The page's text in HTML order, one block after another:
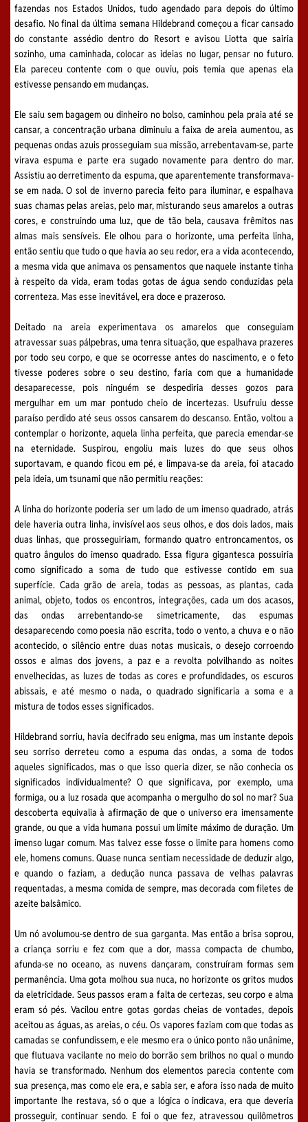
fazendas nos Estados Unidos, tudo agendado para depois do último
desafio. No final da última semana Hildebrand começou a ficar cansado
do constante assédio dentro do Resort e avisou Liotta que sairia
sozinho, uma caminhada, colocar as ideias no lugar, pensar no futuro.
Ela pareceu contente com o que ouviu, pois temia que apenas ela
estivesse pensando em mudanças.
Ele saiu sem bagagem ou dinheiro no bolso, caminhou pela praia até se
cansar, a concentração urbana diminuiu a faixa de areia aumentou, as
pequenas ondas azuis prosseguiam sua missão, arrebentavam-se, parte
virava espuma e parte era sugado novamente para dentro do mar.
Assistiu ao derretimento da espuma, que aparentemente transformava-
se em nada. O sol de inverno parecia feito para iluminar, e espalhava
suas chamas pelas areias, pelo mar, misturando seus amarelos a outras
cores, e construindo uma luz, que de tão bela, causava frêmitos nas
almas mais sensíveis. Ele olhou para o horizonte, uma perfeita linha,
então sentiu que tudo o que havia ao seu redor, era a vida acontecendo,
a mesma vida que animava os pensamentos que naquele instante tinha
à respeito da vida, eram todas gotas de água sendo conduzidas pela
correnteza. Mas esse inevitável, era doce e prazeroso.
Deitado na areia experimentava os amarelos que conseguiam
atravessar suas pálpebras, uma tenra situação, que espalhava prazeres
por todo seu corpo, e que se ocorresse antes do nascimento, e o feto
tivesse poderes sobre o seu destino, faria com que a humanidade
desaparecesse, pois ninguém se despediria desses gozos para
mergulhar em um mar pontudo cheio de incertezas. Usufruiu desse
paraíso perdido até seus ossos cansarem do descanso. Então, voltou a
contemplar o horizonte, aquela linha perfeita, que parecia emendar-se
na eternidade. Suspirou, engoliu mais luzes do que seus olhos
suportavam, e quando ficou em pé, e limpava-se da areia, foi atacado
pela ideia, um tsunami que não permitiu reações:
A linha do horizonte poderia ser um lado de um imenso quadrado, atrás
dele haveria outra linha, invisível aos seus olhos, e dos dois lados, mais
duas linhas, que prosseguiriam, formando quatro entroncamentos, os
quatro ângulos do imenso quadrado. Essa figura gigantesca possuiria
como significado a soma de tudo que estivesse contido em sua
superfície. Cada grão de areia, todas as pessoas, as plantas, cada
animal, objeto, todos os encontros, integrações, cada um dos acasos,
das ondas arrebentando-se simetricamente, das espumas
desaparecendo como poesia não escrita, todo o vento, a chuva e o não
acontecido, o silêncio entre duas notas musicais, o desejo corroendo
ossos e almas dos jovens, a paz e a revolta polvilhando as noites
envelhecidas, as luzes de todas as cores e profundidades, os escuros
abissais, e até mesmo o nada, o quadrado significaria a soma e a
mistura de todos esses significados.
Hildebrand sorriu, havia decifrado seu enigma, mas um instante depois
seu sorriso derreteu como a espuma das ondas, a soma de todos
aqueles significados, mas o que isso queria dizer, se não conhecia os
significados individualmente? O que significava, por exemplo, uma
formiga, ou a luz rosada que acompanha o mergulho do sol no mar? Sua
descoberta equivalia à afirmação de que o universo era imensamente
grande, ou que a vida humana possui um limite máximo de duração. Um
imenso lugar comum. Mas talvez esse fosse o limite para homens como
ele, homens comuns. Quase nunca sentiam necessidade de deduzir algo,
e quando o faziam, a dedução nunca passava de velhas palavras
requentadas, a mesma comida de sempre, mas decorada com filetes de
azeite balsâmico.
Um nó avolumou-se dentro de sua garganta. Mas então a brisa soprou,
a criança sorriu e fez com que a dor, massa compacta de chumbo,
afunda-se no oceano, as nuvens dançaram, construíram formas sem
permanência. Uma gota molhou sua nuca, no horizonte os gritos mudos
da eletricidade. Seus passos eram a falta de certezas, seu corpo e alma
eram só pés. Vacilou entre gotas gordas cheias de vontades, depois
aceitou as águas, as areias, o céu. Os vapores faziam com que todas as
camadas se confundissem, e ele mesmo era o único ponto não unânime,
que flutuava vacilante no meio do borrão sem brilhos no qual o mundo
havia se transformado. Nenhum dos elementos parecia contente com
sua presença, mas como ele era, e sabia ser, e afora isso nada de muito
importante lhe restava, só o que a lógica o indicava, era que deveria
prosseguir, continuar sendo. E foi o que fez, atravessou quilômetros